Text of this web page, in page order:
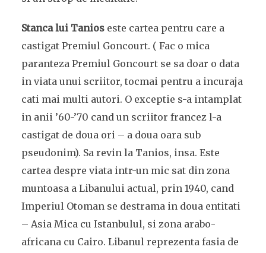
Stanca lui Tanioseste cartea pentru care a
castigat Premiul Goncourt. ( Fac o mica
paranteza Premiul Goncourt se sa doar o data
in viata unui scriitor, tocmai pentru a incuraja
cati mai multi autori. O exceptie s-a intamplat
in anii ’60-’70 cand un scriitor francez l-a
castigat de doua ori – a doua oara sub
pseudonim). Sa revin la Tanios, insa. Este
cartea despre viata intr-un mic sat din zona
muntoasa a Libanului actual, prin 1940, cand
Imperiul Otoman se destrama in doua entitati
– Asia Mica cu Istanbulul, si zona arabo-
africana cu Cairo. Libanul reprezenta fasia de